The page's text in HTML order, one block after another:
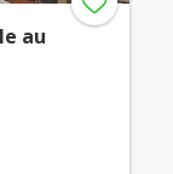
au